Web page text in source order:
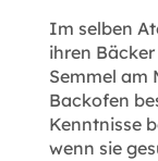
Im selben
ihren
Semmel am
Backofen
Kenntnisse
wenn sie